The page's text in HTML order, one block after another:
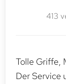
413
Tolle Griffe,
Der Service